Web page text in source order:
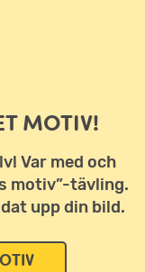
MOTIV!
Var med och
motiv”-tävling.
upp din bild.